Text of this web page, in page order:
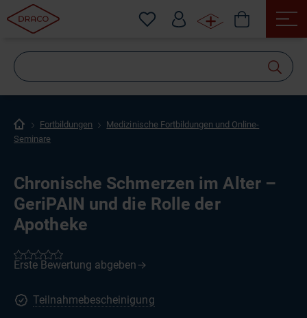
Fortbildungen
Medizinische Fortbildungen und Online-
Seminare
Chronische Schmerzen im Alter –
GeriPAIN und die Rolle der
Apotheke
Teilnahmebescheinigung
suchen